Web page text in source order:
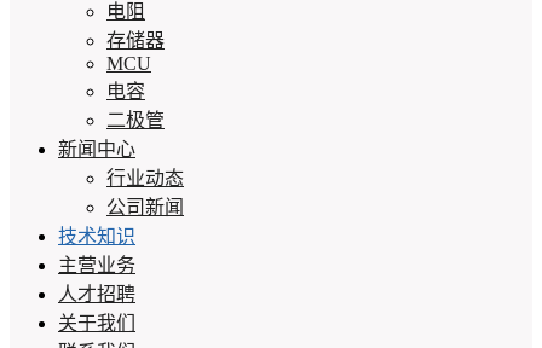
电阻
存储器
MCU
电容
二极管
新闻中心
行业动态
公司新闻
技术知识
主营业务
人才招聘
关于我们